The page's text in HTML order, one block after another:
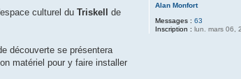
Alan Monfort
Messages : 63
Inscription : lun. mars 06,
culturel du Triskell de
découverte se présentera
matériel pour y faire installer